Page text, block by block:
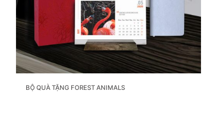
BỘ QUÀ TẶNG FOREST ANIMALS